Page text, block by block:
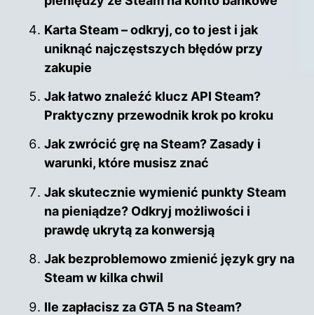
Karta Steam – odkryj, co to jest i jak
uniknąć najczęstszych błędów przy
zakupie
Jak łatwo znaleźć klucz API Steam?
Praktyczny przewodnik krok po kroku
Jak zwrócić grę na Steam? Zasady i
warunki, które musisz znać
Jak skutecznie wymienić punkty Steam
na pieniądze? Odkryj możliwości i
prawdę ukrytą za konwersją
Jak bezproblemowo zmienić język gry na
Steam w kilka chwil
Ile zapłacisz za GTA 5 na Steam?